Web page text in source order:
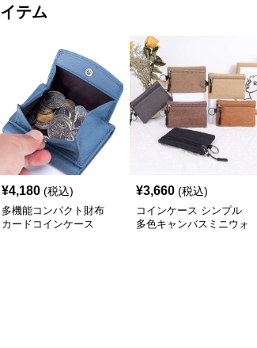
テム
¥4,180 (税込)
多機能コンパクト財布
カードコインケース
¥3,660 (税込)
コインケース シンプル
多色キャンバスミニウォ